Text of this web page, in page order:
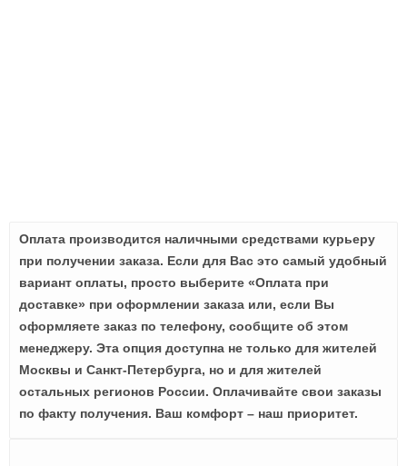
Оплата производится наличными средствами курьеру
при получении заказа. Если для Вас это самый удобный
вариант оплаты, просто выберите «Оплата при
доставке» при оформлении заказа или, если Вы
оформляете заказ по телефону, сообщите об этом
менеджеру. Эта опция доступна не только для жителей
Москвы и Санкт-Петербурга, но и для жителей
остальных регионов России. Оплачивайте свои заказы
по факту получения. Ваш комфорт – наш приоритет.